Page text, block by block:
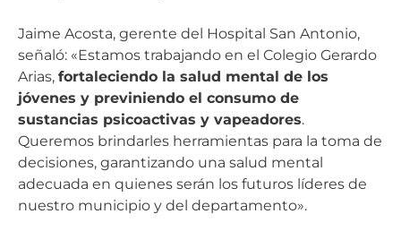
Jaime Acosta, gerente del Hospital San Antonio,
señaló: «Estamos trabajando en el Colegio Gerardo
Arias, fortaleciendo la salud mental de los
jóvenes y previniendo el consumo de
sustancias psicoactivas y vapeadores.
Queremos brindarles herramientas para la toma de
decisiones, garantizando una salud mental
adecuada en quienes serán los futuros líderes de
nuestro municipio y del departamento».